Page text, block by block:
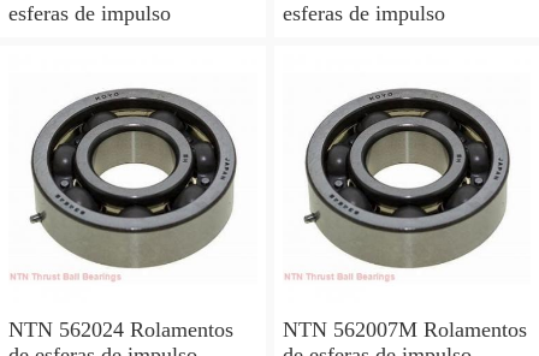
esferas de impulso
esferas de impulso
NTN 562024 Rolamentos
NTN 562007M Rolamentos